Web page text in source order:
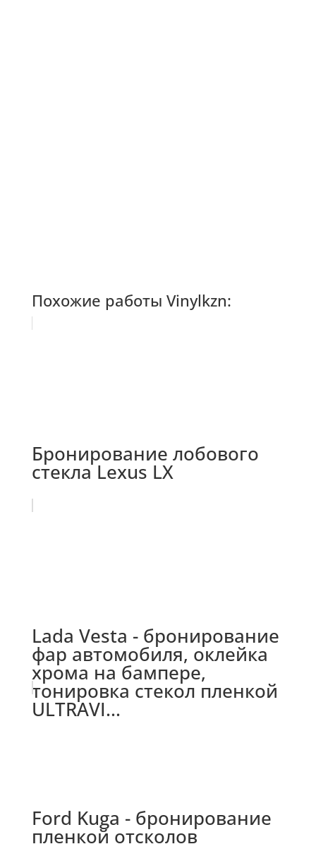
Похожие работы Vinylkzn:
Бронирование лобового
стекла Lexus LX
Lada Vesta - бронирование
фар автомобиля, оклейка
хрома на бампере,
тонировка стекол пленкой
ULTRAVI...
Ford Kuga - бронирование
пленкой отсколов